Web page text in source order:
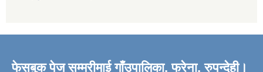
फेसबुक पेज सम्मरीमाई गाँउपालिका, फरेना, रुपन्देही।